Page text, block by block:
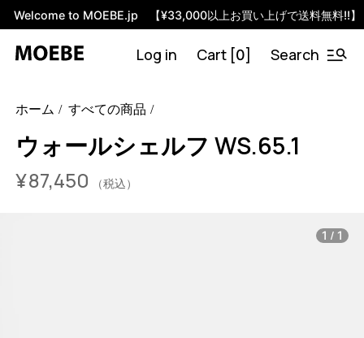
Welcome to MOEBE.jp 【¥33,000以上お買い上げで送料無料!!】
Log in Cart [0] Search
ws-65-1?variant=46510742044904
ホーム すべての商品
ウォールシェルフ WS.65.1
¥87,450 （税込）
1 / 1